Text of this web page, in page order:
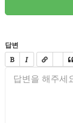
답변